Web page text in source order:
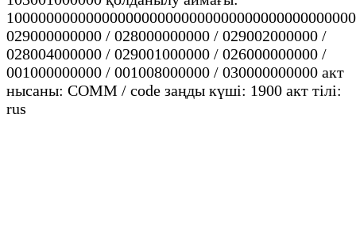
029000000000 / 028000000000 / 029002000000 /
028004000000 / 029001000000 / 026000000000 /
001000000000 / 001008000000 / 030000000000 акт
нысаны: COMM / code заңды күші: 1900 акт тілі:
rus